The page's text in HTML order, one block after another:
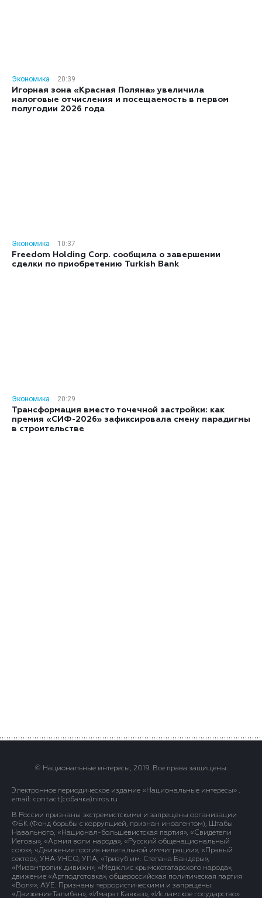
Экономика
20:39
Игорная зона «Красная Поляна» увеличила
налоговые отчисления и посещаемость в первом
полугодии 2026 года
Экономика
10:37
Freedom Holding Corp. сообщила о завершении
сделки по приобретению Turkish Bank
Экономика
20:29
Трансформация вместо точечной застройки: как
премия «СИФ-2026» зафиксировала смену парадигмы
в строительстве
© Национальные интересы, 2019. Все права защищены.
Электронное периодическое издание «Национальные интересы» .
email: contact(сoбaчка)niros.ru
В России признаны экстремистскими и запрещены организации
ФБК (Фонд борьбы с коррупцией, признан иноагентом), Штабы
Навального, «Национал-большевистская партия», «Свидетели
Иеговы», «Армия воли народа», «Русский общенациональный
союз», «Движение против нелегальной иммиграции», «Правый
сектор», УНА-УНСО, УПА, «Тризуб им. Степана Бандеры»,
«Мизантропик дивижн», «Меджлис крымскотатарского народа»,
движение «Артподготовка», общероссийская политическая партия
«Воля», АУЕ. Признаны террористическими и запрещены:
«Движение Талибан», «Имарат Кавказ», «Исламское государство»